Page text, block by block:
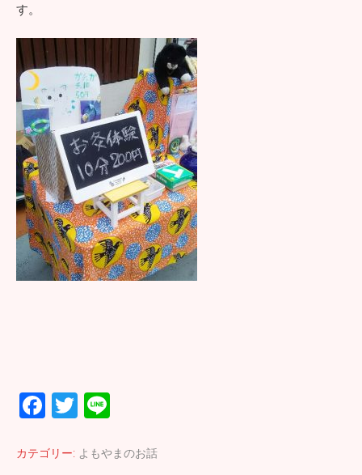
す。
F
e
T
tt e
カテゴリー: よもやまのお話